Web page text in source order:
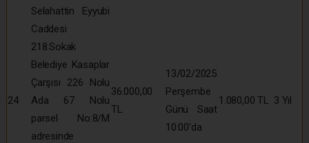
24
Selahattin Eyyubi
Caddesi
218.Sokak
Belediye Kasaplar
Çarşısı 226 Nolu
Ada 67 Nolu
parsel No:8/M
adresinde
36.000,00
TL
13/02/2025
Perşembe
Günü Saat
10:00’da
1.080,00 TL 3 Yıl